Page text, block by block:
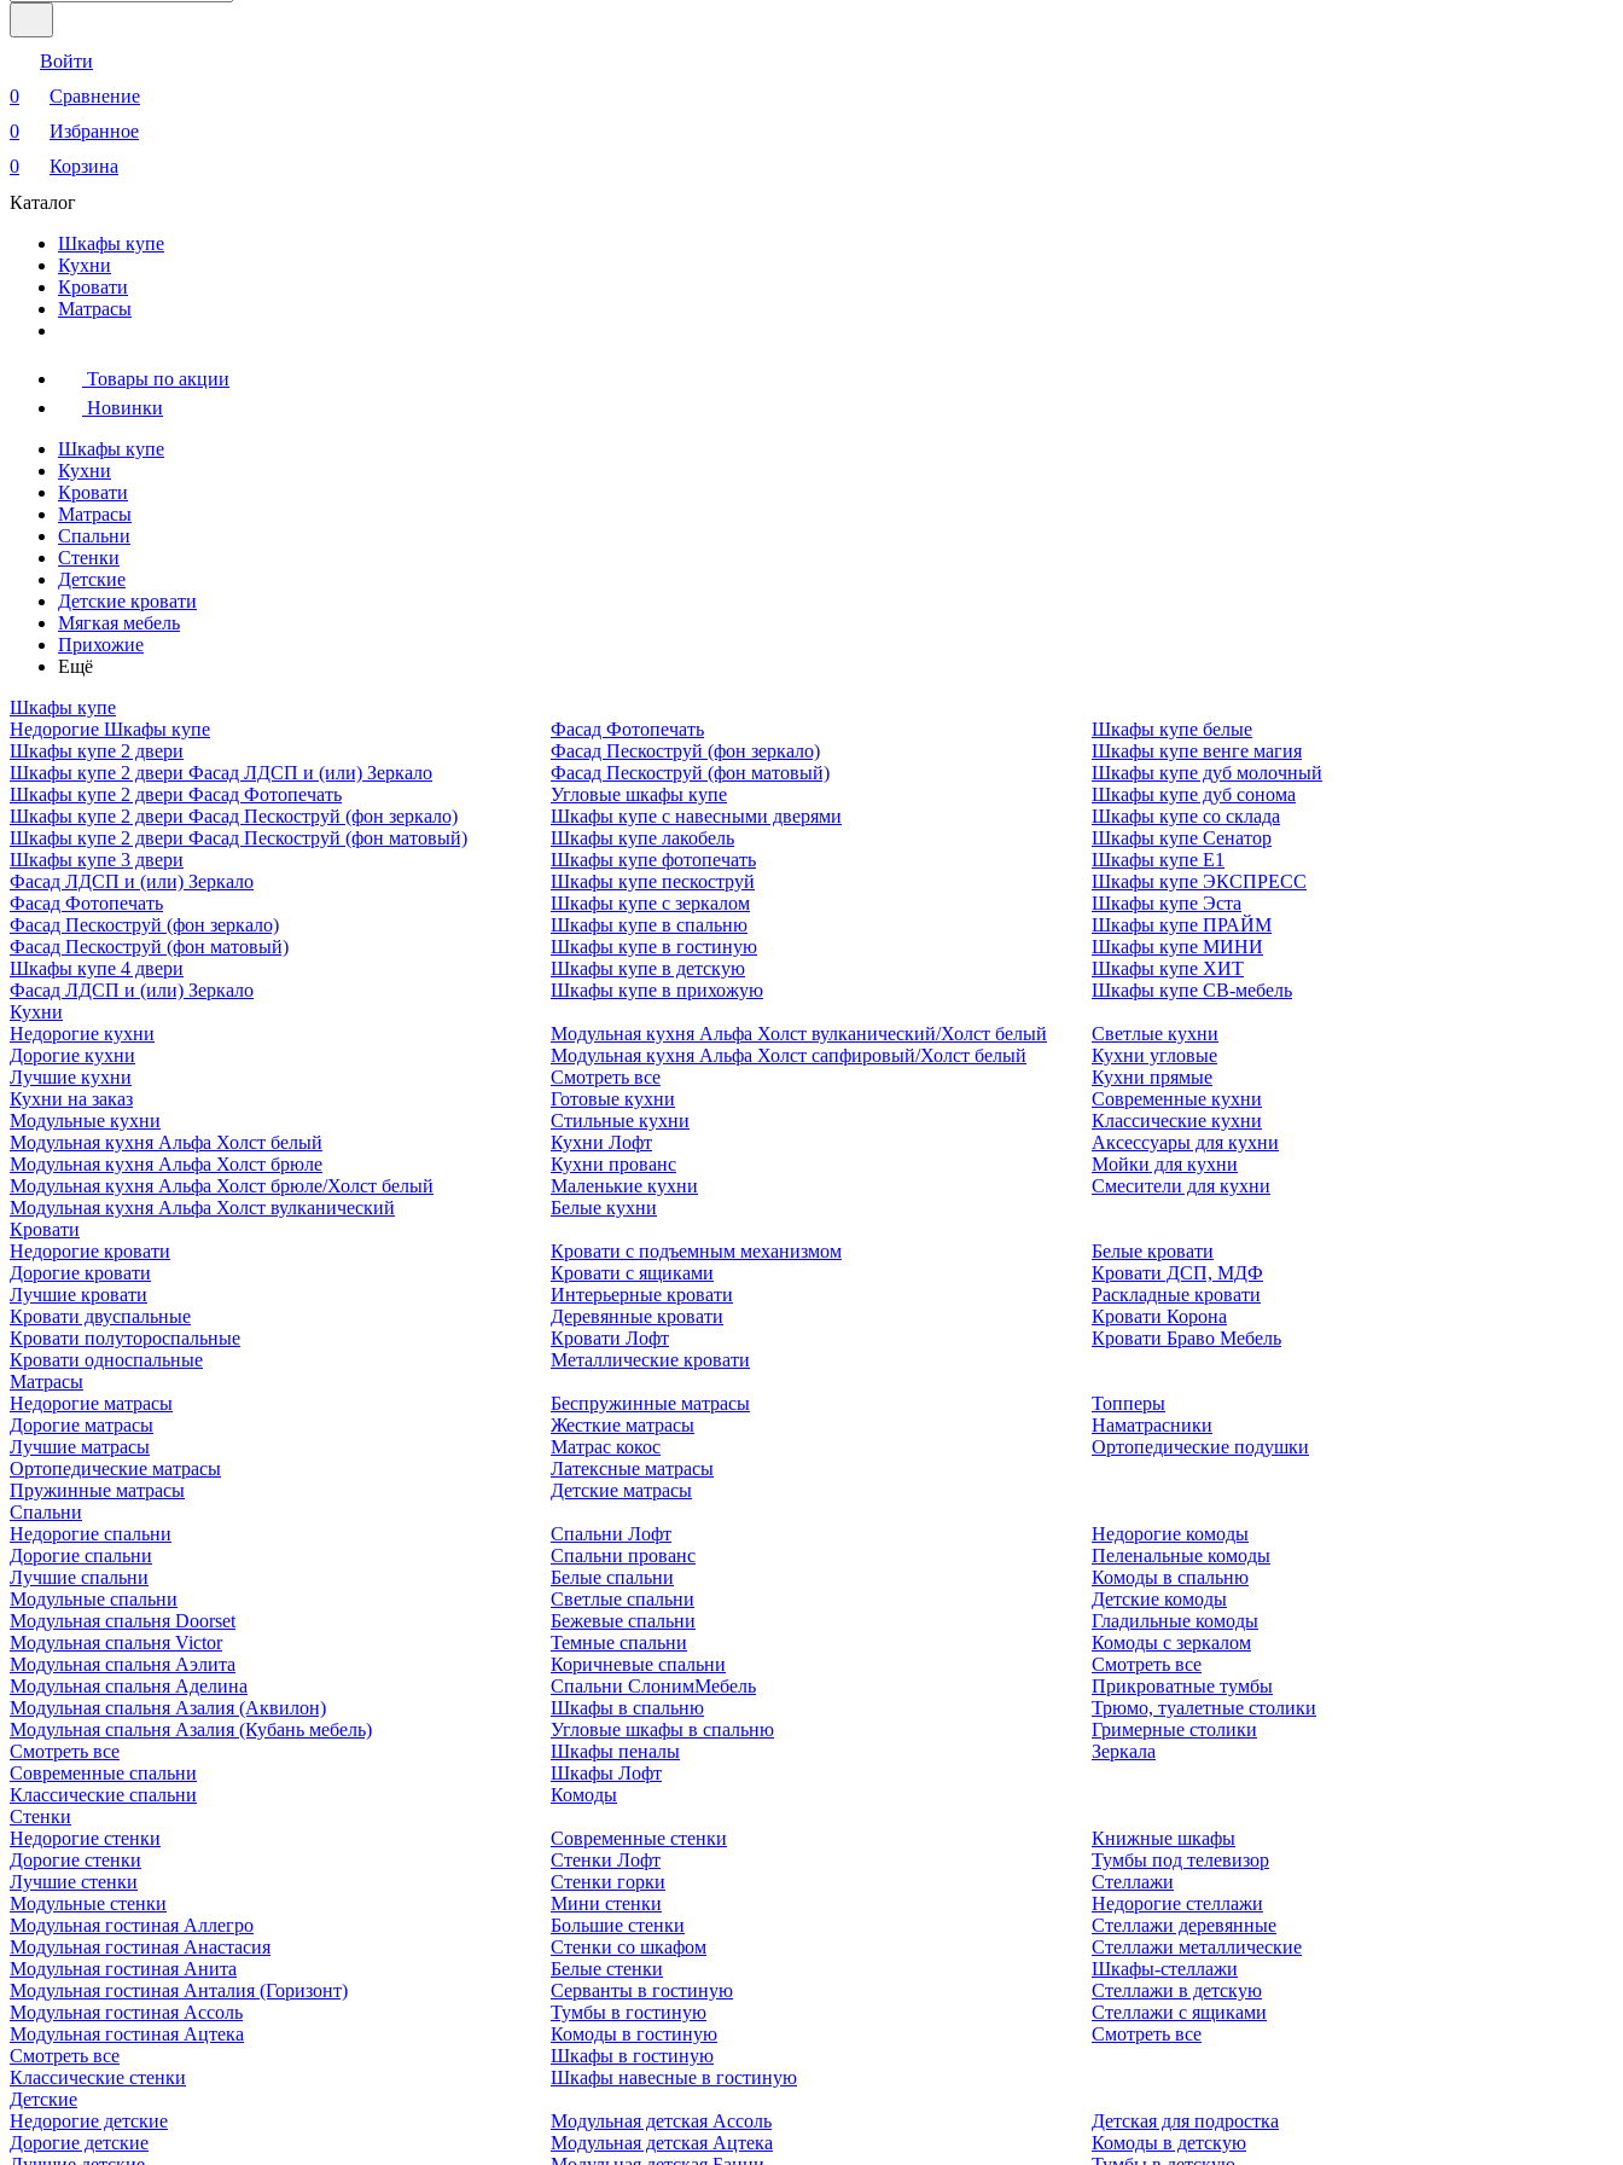
Войти
0
Сравнение
0
Избранное
0
Корзина
Каталог
Шкафы купе
Кухни
Кровати
Матрасы
Товары по акции
Новинки
Шкафы купе
Кухни
Кровати
Матрасы
Cпальни
Стенки
Детские
Детские кровати
Мягкая мебель
Прихожие
Ещё
Шкафы купе
Недорогие Шкафы купе
Шкафы купе 2 двери
Шкафы купе 2 двери Фасад ЛДСП и (или) Зеркало
Шкафы купе 2 двери Фасад Фотопечать
Шкафы купе 2 двери Фасад Пескоструй (фон зеркало)
Шкафы купе 2 двери Фасад Пескоструй (фон матовый)
Шкафы купе 3 двери
Фасад ЛДСП и (или) Зеркало
Фасад Фотопечать
Фасад Пескоструй (фон зеркало)
Фасад Пескоструй (фон матовый)
Шкафы купе 4 двери
Фасад ЛДСП и (или) Зеркало
Фасад Фотопечать
Фасад Пескоструй (фон зеркало)
Фасад Пескоструй (фон матовый)
Угловые шкафы купе
Шкафы купе с навесными дверями
Шкафы купе лакобель
Шкафы купе фотопечать
Шкафы купе пескоструй
Шкафы купе с зеркалом
Шкафы купе в спальню
Шкафы купе в гостиную
Шкафы купе в детскую
Шкафы купе в прихожую
Шкафы купе белые
Шкафы купе венге магия
Шкафы купе дуб молочный
Шкафы купе дуб сонома
Шкафы купе со склада
Шкафы купе Сенатор
Шкафы купе Е1
Шкафы купе ЭКСПРЕСС
Шкафы купе Эста
Шкафы купе ПРАЙМ
Шкафы купе МИНИ
Шкафы купе ХИТ
Шкафы купе СВ-мебель
Кухни
Недорогие кухни
Дорогие кухни
Лучшие кухни
Кухни на заказ
Модульные кухни
Модульная кухня Альфа Холст белый
Модульная кухня Альфа Холст брюле
Модульная кухня Альфа Холст брюле/Холст белый
Модульная кухня Альфа Холст вулканический
Модульная кухня Альфа Холст вулканический/Холст белый
Модульная кухня Альфа Холст сапфировый/Холст белый
Смотреть все
Готовые кухни
Стильные кухни
Кухни Лофт
Кухни прованс
Маленькие кухни
Белые кухни
Светлые кухни
Кухни угловые
Кухни прямые
Современные кухни
Классические кухни
Аксессуары для кухни
Мойки для кухни
Смесители для кухни
Кровати
Недорогие кровати
Дорогие кровати
Лучшие кровати
Кровати двуспальные
Кровати полутороспальные
Кровати односпальные
Кровати с подъемным механизмом
Кровати с ящиками
Интерьерные кровати
Деревянные кровати
Кровати Лофт
Металлические кровати
Белые кровати
Кровати ДСП, МДФ
Раскладные кровати
Кровати Корона
Кровати Браво Мебель
Матрасы
Недорогие матрасы
Дорогие матрасы
Лучшие матрасы
Ортопедические матрасы
Пружинные матрасы
Беспружинные матрасы
Жесткие матрасы
Матрас кокос
Латексные матрасы
Детские матрасы
Топперы
Наматрасники
Ортопедические подушки
Cпальни
Недорогие спальни
Дорогие спальни
Лучшие спальни
Модульные спальни
Модульная спальня Doorset
Модульная спальня Victor
Модульная спальня Аэлита
Модульная спальня Аделина
Модульная спальня Азалия (Аквилон)
Модульная спальня Азалия (Кубань мебель)
Смотреть все
Современные спальни
Классические спальни
Спальни Лофт
Спальни прованс
Белые спальни
Светлые спальни
Бежевые спальни
Темные спальни
Коричневые спальни
Спальни СлонимМебель
Шкафы в спальню
Угловые шкафы в спальню
Шкафы пеналы
Шкафы Лофт
Комоды
Недорогие комоды
Пеленальные комоды
Комоды в спальню
Детские комоды
Гладильные комоды
Комоды с зеркалом
Смотреть все
Прикроватные тумбы
Трюмо, туалетные столики
Гримерные столики
Зеркала
Стенки
Недорогие стенки
Дорогие стенки
Лучшие стенки
Модульные стенки
Модульная гостиная Аллегро
Модульная гостиная Анастасия
Модульная гостиная Анита
Модульная гостиная Анталия (Горизонт)
Модульная гостиная Ассоль
Модульная гостиная Ацтека
Смотреть все
Классические стенки
Современные стенки
Стенки Лофт
Стенки горки
Мини стенки
Большие стенки
Стенки со шкафом
Белые стенки
Серванты в гостиную
Тумбы в гостиную
Комоды в гостиную
Шкафы в гостиную
Шкафы навесные в гостиную
Книжные шкафы
Тумбы под телевизор
Стеллажи
Недорогие стеллажи
Стеллажи деревянные
Стеллажи металлические
Шкафы-стеллажи
Стеллажи в детскую
Стеллажи с ящиками
Смотреть все
Детские
Недорогие детские
Дорогие детские
Модульная детская Ассоль
Модульная детская Ацтека
Детская для подростка
Комоды в детскую